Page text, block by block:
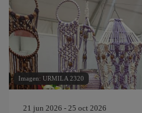
Imagen: URMILA 2320
21 jun 2026 - 25 oct 2026